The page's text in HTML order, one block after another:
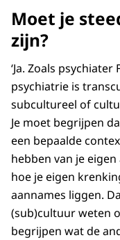
Moet je
zijn?
‘Ja. Zoals
psychiatrie is
subcultureel of
Je moet begrijpen
een bepaalde
hebben van je
hoe je eigen
aannames liggen.
(sub)cultuur weten
begrijpen wat de